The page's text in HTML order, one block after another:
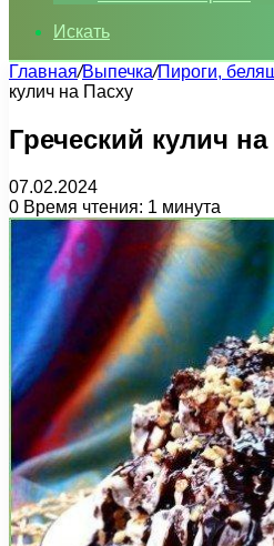
Искать
Главная/Выпечка/Пироги,
кулич на Пасху
Греческий кулич
07.02.2024
0 Время чтения: 1 минута